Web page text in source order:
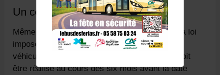
Un contrôle technique obligatoire
Même si vous ne vendez pas votre véhicule, la loi
impose de passer un contrôle technique à tous
véhicules de plus 4 ans. Le premier examen doit
être réalisé au cours des six mois avant la date